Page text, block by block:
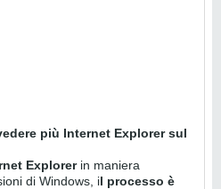
più Internet Explorer sul
Explorer in maniera
di Windows, il processo è